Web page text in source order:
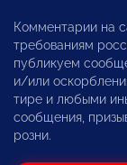
Комментарии на
требованиям
публикуем
и/или
тире и любыми
сообщения,
розни.